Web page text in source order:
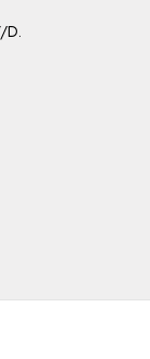
D.